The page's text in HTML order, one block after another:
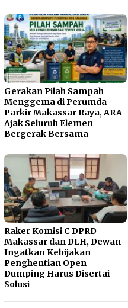
Gerakan Pilah Sampah
Menggema di Perumda
Parkir Makassar Raya, ARA
Ajak Seluruh Elemen
Bergerak Bersama
Raker Komisi C DPRD
Makassar dan DLH, Dewan
Ingatkan Kebijakan
Penghentian Open
Dumping Harus Disertai
Solusi